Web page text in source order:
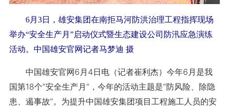
6月3日，雄安集团在南拒马河防洪治理工程指挥现场
举办“安全生产月”启动仪式暨生态建设公司防汛应急演练
活动。中国雄安官网记者马梦迪 摄
中国雄安官网6月4日电（记者崔利杰）今年6月是我
国第18个“安全生产月”，今年的活动主题是“防风险、除隐
患、遏事故”。为提升中国雄安集团项目工程施工人员的安